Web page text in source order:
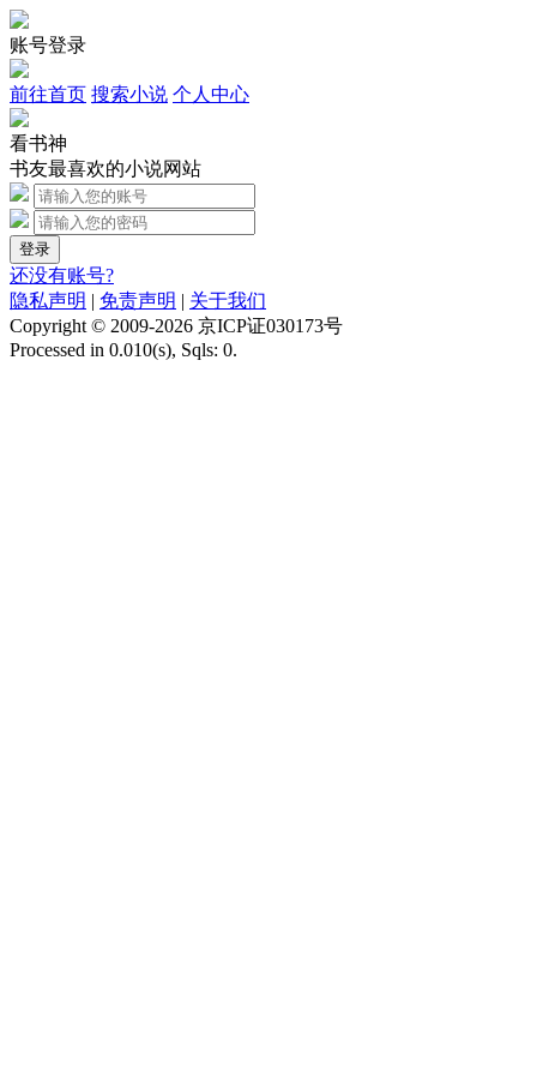
账号登录
前往首页 搜索小说 个人中心
看书神
书友最喜欢的小说网站
登录
还没有账号?
隐私声明 | 免责声明 | 关于我们
Copyright © 2009-2026 京ICP证030173号
Processed in 0.010(s), Sqls: 0.